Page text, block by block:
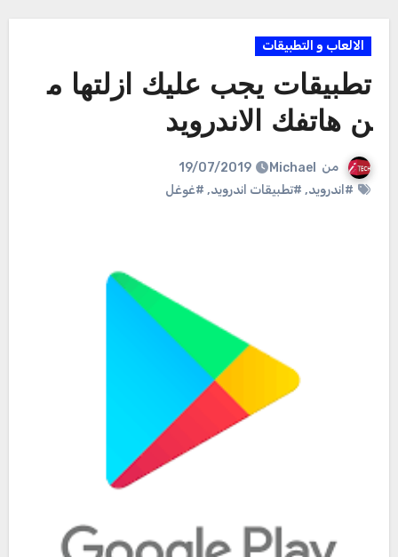
الالعاب و التطبيقات
تطبيقات يجب عليك ازلتها م
ن هاتفك الاندرويد
من Michael
19/07/2019
#اندرويد, #تطبيقات اندرويد, #غوغل